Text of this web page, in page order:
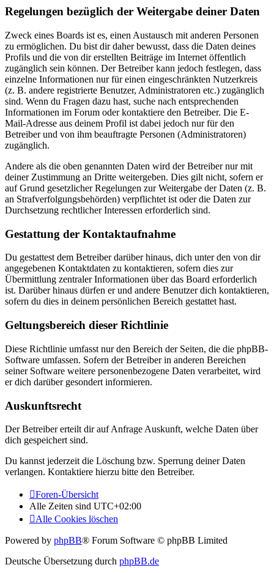
Regelungen bezüglich der Weitergabe deiner Daten
Zweck eines Boards ist es, einen Austausch mit anderen Personen
zu ermöglichen. Du bist dir daher bewusst, dass die Daten deines
Profils und die von dir erstellten Beiträge im Internet öffentlich
zugänglich sein können. Der Betreiber kann jedoch festlegen, dass
einzelne Informationen nur für einen eingeschränkten Nutzerkreis
(z. B. andere registrierte Benutzer, Administratoren etc.) zugänglich
sind. Wenn du Fragen dazu hast, suche nach entsprechenden
Informationen im Forum oder kontaktiere den Betreiber. Die E-
Mail-Adresse aus deinem Profil ist dabei jedoch nur für den
Betreiber und von ihm beauftragte Personen (Administratoren)
zugänglich.
Andere als die oben genannten Daten wird der Betreiber nur mit
deiner Zustimmung an Dritte weitergeben. Dies gilt nicht, sofern er
auf Grund gesetzlicher Regelungen zur Weitergabe der Daten (z. B.
an Strafverfolgungsbehörden) verpflichtet ist oder die Daten zur
Durchsetzung rechtlicher Interessen erforderlich sind.
Gestattung der Kontaktaufnahme
Du gestattest dem Betreiber darüber hinaus, dich unter den von dir
angegebenen Kontaktdaten zu kontaktieren, sofern dies zur
Übermittlung zentraler Informationen über das Board erforderlich
ist. Darüber hinaus dürfen er und andere Benutzer dich kontaktieren,
sofern du dies in deinem persönlichen Bereich gestattet hast.
Geltungsbereich dieser Richtlinie
Diese Richtlinie umfasst nur den Bereich der Seiten, die die phpBB-
Software umfassen. Sofern der Betreiber in anderen Bereichen
seiner Software weitere personenbezogene Daten verarbeitet, wird
er dich darüber gesondert informieren.
Auskunftsrecht
Der Betreiber erteilt dir auf Anfrage Auskunft, welche Daten über
dich gespeichert sind.
Du kannst jederzeit die Löschung bzw. Sperrung deiner Daten
verlangen. Kontaktiere hierzu bitte den Betreiber.
Foren-Übersicht
Alle Zeiten sind UTC+02:00
Alle Cookies löschen
Powered by phpBB® Forum Software © phpBB Limited
Deutsche Übersetzung durch phpBB.de